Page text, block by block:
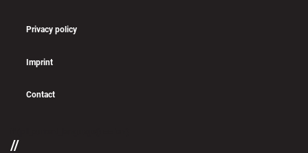
Privacy policy
Imprint
Contact